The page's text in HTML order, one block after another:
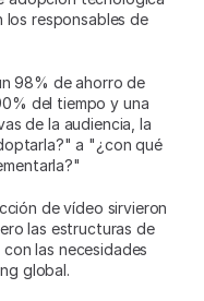
los responsables de
98% de ahorro de
del tiempo y una
de la audiencia, la
a "¿con qué
de vídeo sirvieron
las estructuras de
las necesidades
global.